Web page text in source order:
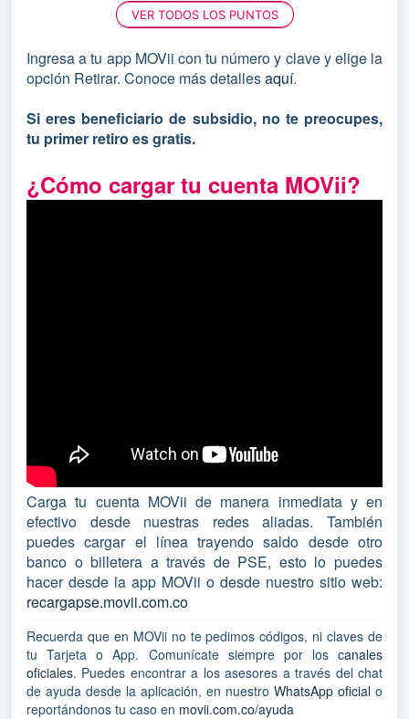
VER TODOS LOS PUNTOS
Ingresa a tu app MOVii con tu número y clave y elige la
opción Retirar. Conoce más detallesaquí.
Si eres beneficiario de subsidio, no te preocupes,
tu primer retiro es gratis.
¿Cómo cargar tu cuenta MOVii?
Carga tu cuenta MOVii de manera inmediata y en
efectivo desde nuestras redes aliadas. También
puedes cargar el línea trayendo saldo desde otro
banco o billetera a través de PSE, esto lo puedes
hacer desde la app MOVii o desde nuestro sitio web:
recargapse.movii.com.co
Recuerda que en MOVii no te pedimos códigos, ni claves de
tu Tarjeta o App. Comunícate siempre por los canales
oficiales. Puedes encontrar a los asesores a través del chat
de ayuda desde la aplicación, en nuestro WhatsApp oficial o
reportándonos tu caso en movii.com.co/ayuda